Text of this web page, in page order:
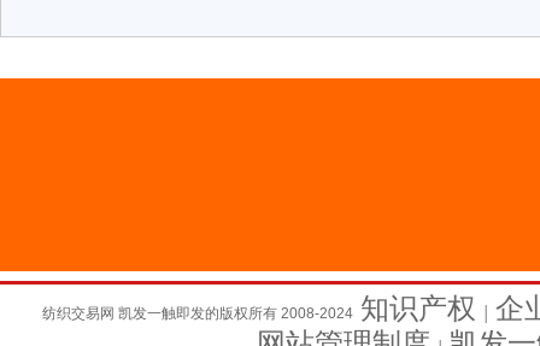
纺织交易网 凯发一触即发的版权所有 2008-2024 知识产权
企